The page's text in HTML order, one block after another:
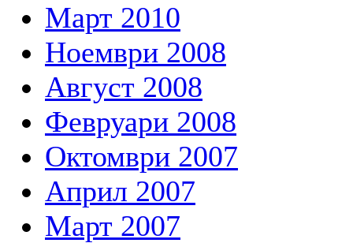
Март 2010
Ноември 2008
Август 2008
Февруари 2008
Октомври 2007
Април 2007
Март 2007